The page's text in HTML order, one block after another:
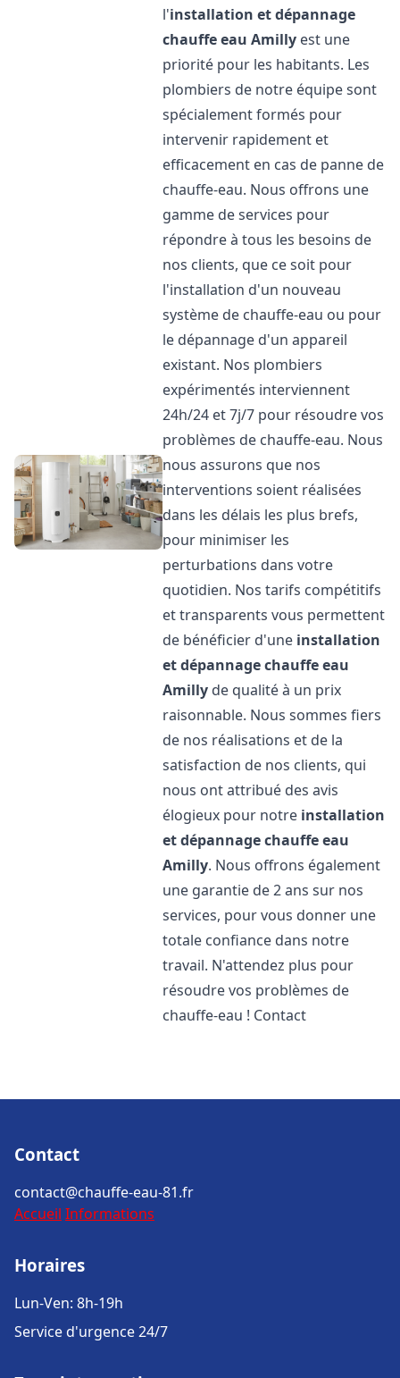
l'installation et dépannage
chauffe eau Amilly est une
priorité pour les habitants. Les
plombiers de notre équipe sont
spécialement formés pour
intervenir rapidement et
efficacement en cas de panne de
chauffe-eau. Nous offrons une
gamme de services pour
répondre à tous les besoins de
nos clients, que ce soit pour
l'installation d'un nouveau
système de chauffe-eau ou pour
le dépannage d'un appareil
existant. Nos plombiers
expérimentés interviennent
24h/24 et 7j/7 pour résoudre vos
problèmes de chauffe-eau. Nous
nous assurons que nos
interventions soient réalisées
dans les délais les plus brefs,
pour minimiser les
perturbations dans votre
quotidien. Nos tarifs compétitifs
et transparents vous permettent
de bénéficier d'une installation
et dépannage chauffe eau
Amilly de qualité à un prix
raisonnable. Nous sommes fiers
de nos réalisations et de la
satisfaction de nos clients, qui
nous ont attribué des avis
élogieux pour notre installation
et dépannage chauffe eau
Amilly. Nous offrons également
une garantie de 2 ans sur nos
services, pour vous donner une
totale confiance dans notre
travail. N'attendez plus pour
résoudre vos problèmes de
chauffe-eau ! Contact
Contact
contact@chauffe-eau-81.fr
Accueil Informations
Horaires
Lun-Ven: 8h-19h
Service d'urgence 24/7